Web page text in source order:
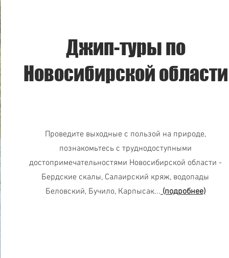
Джип-туры по
Новосибирской области
Проведите выходные с пользой на природе,
познакомьтесь с труднодоступными
достопримечательностями Новосибирской области -
Бердские скалы, Салаирский кряж, водопады
Беловский, Бучило, Карпысак...(подробнее)